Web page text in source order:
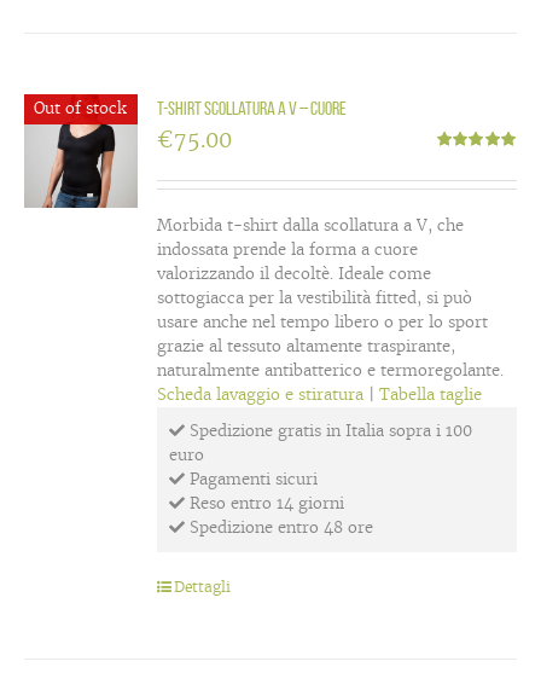
Out of stock T-shirt scollatura a V – Cuore
5.00su 5
€75.00
Morbida t-shirt dalla scollatura a V, che
indossata prende la forma a cuore
valorizzando il decoltè. Ideale come
sottogiacca per la vestibilità fitted, si può
usare anche nel tempo libero o per lo sport
grazie al tessuto altamente traspirante,
naturalmente antibatterico e termoregolante.
Scheda lavaggio e stiratura |Tabella taglie
Spedizione gratis in Italia sopra i 100
euro
Pagamenti sicuri
Reso entro 14 giorni
Spedizione entro 48 ore
Dettagli